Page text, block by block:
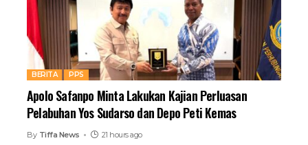
BERITA PPS
Apolo Safanpo Minta Lakukan Kajian Perluasan
Pelabuhan Yos Sudarso dan Depo Peti Kemas
By Tiffa News 21 hours ago